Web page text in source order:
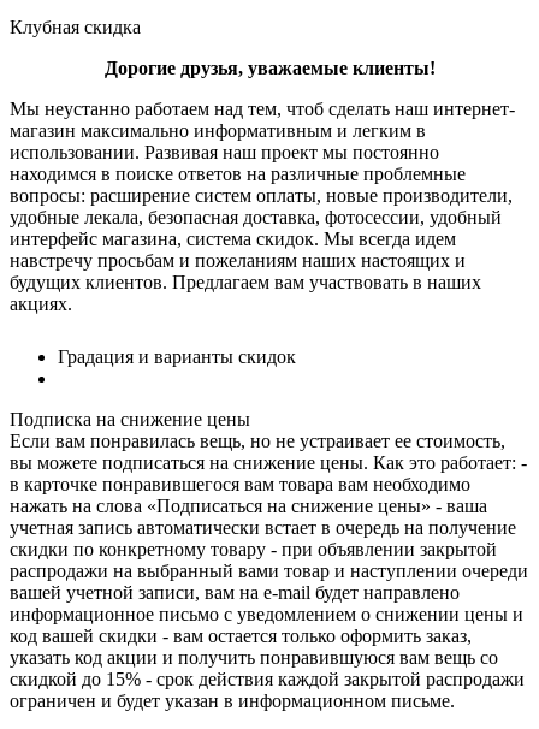
Клубная скидка
Дорогие друзья, уважаемые клиенты!
Мы неустанно работаем над тем, чтоб сделать наш интернет-
магазин максимально информативным и легким в
использовании. Развивая наш проект мы постоянно
находимся в поиске ответов на различные проблемные
вопросы: расширение систем оплаты, новые производители,
удобные лекала, безопасная доставка, фотосессии, удобный
интерфейс магазина, система скидок. Мы всегда идем
навстречу просьбам и пожеланиям наших настоящих и
будущих клиентов. Предлагаем вам участвовать в наших
акциях.
Градация и варианты скидок
Подписка на снижение цены
Если вам понравилась вещь, но не устраивает ее стоимость,
вы можете подписаться на снижение цены. Как это работает: -
в карточке понравившегося вам товара вам необходимо
нажать на слова «Подписаться на снижение цены» - ваша
учетная запись автоматически встает в очередь на получение
скидки по конкретному товару - при объявлении закрытой
распродажи на выбранный вами товар и наступлении очереди
вашей учетной записи, вам на e-mail будет направлено
информационное письмо с уведомлением о снижении цены и
код вашей скидки - вам остается только оформить заказ,
указать код акции и получить понравившуюся вам вещь со
скидкой до 15% - срок действия каждой закрытой распродажи
ограничен и будет указан в информационном письме.